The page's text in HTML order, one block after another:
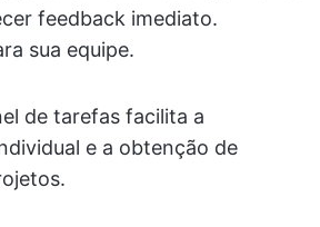
feedback imediato.
sua equipe.
de tarefas facilita a
e a obtenção de